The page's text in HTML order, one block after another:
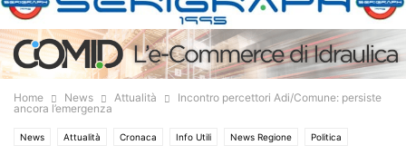
Home News Attualità
Incontro percettori Adi/Comune: persiste
ancora l’emergenza
News Attualità Cronaca Info Utili News Regione Politica